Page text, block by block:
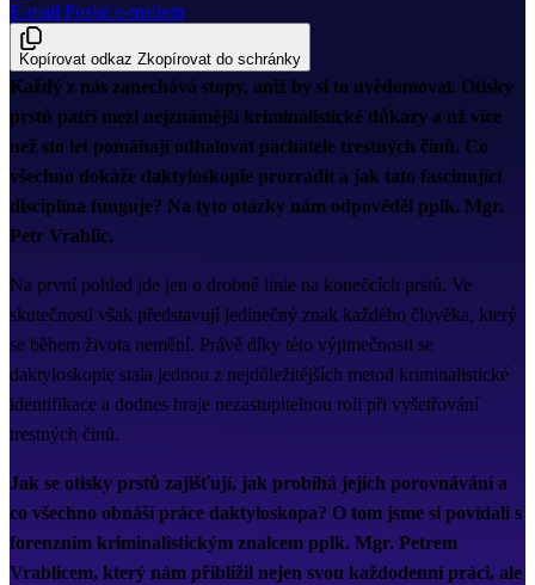
E-mail Poslat e-mailem
Kopírovat odkaz Zkopírovat do schránky
Každý z nás zanechává stopy, aniž by si to uvědomoval. Otisky
prstů patří mezi nejznámější kriminalistické důkazy a už více
než sto let pomáhají odhalovat pachatele trestných činů. Co
všechno dokáže daktyloskopie prozradit a jak tato fascinující
disciplína funguje? Na tyto otázky nám odpověděl pplk. Mgr.
Petr Vrablic.
Na první pohled jde jen o drobné linie na konečcích prstů. Ve
skutečnosti však představují jedinečný znak každého člověka, který
se během života nemění. Právě díky této výjimečnosti se
daktyloskopie stala jednou z nejdůležitějších metod kriminalistické
identifikace a dodnes hraje nezastupitelnou roli při vyšetřování
trestných činů.
Jak se otisky prstů zajišťují, jak probíhá jejich porovnávání a
co všechno obnáší práce daktyloskopa? O tom jsme si povídali s
forenzním kriminalistickým znalcem pplk. Mgr. Petrem
Vrablicem, který nám přiblížil nejen svou každodenní práci, ale